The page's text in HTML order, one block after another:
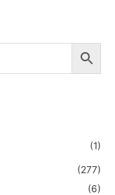
(1)
(277)
(6)